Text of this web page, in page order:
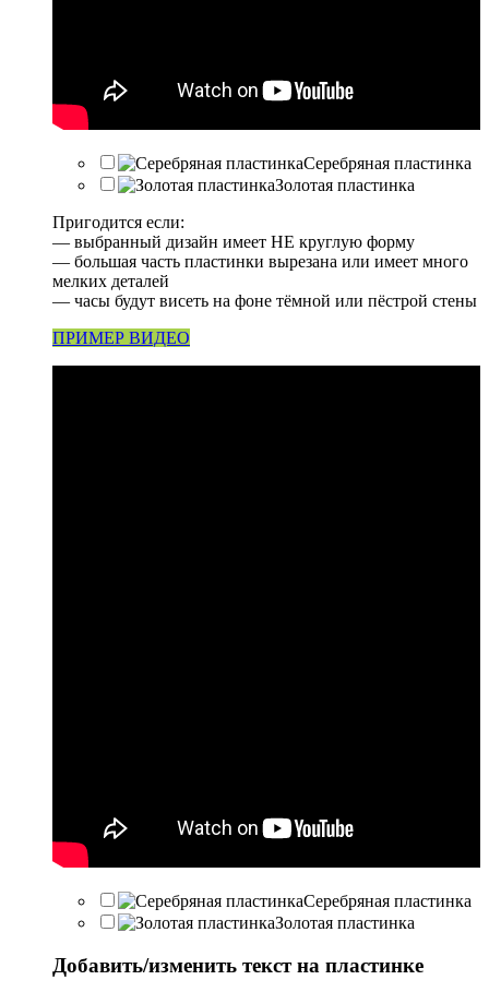
Серебряная пластинка
Золотая пластинка
Пригодится если:
— выбранный дизайн имеет НЕ круглую форму
— большая часть пластинки вырезана или имеет много
мелких деталей
— часы будут висеть на фоне тёмной или пёстрой стены
ПРИМЕР ВИДЕО
Серебряная пластинка
Золотая пластинка
Добавить/изменить текст на пластинке